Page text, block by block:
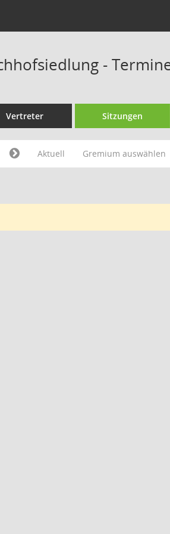
-
Vertreter Sitzungen
Aktuell Gremium auswählen